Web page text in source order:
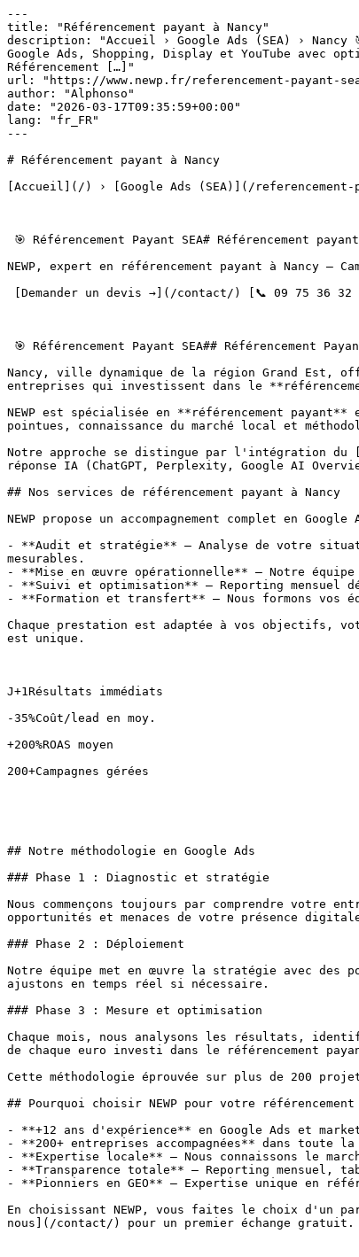
---
title: "Référencement payant à Nancy"
description: "Accueil › Google Ads (SEA) › Nancy 🎯
Google Ads, Shopping, Display et YouTube avec
Référencement […]"
url: "https://www.newp.fr/referencement-payant-
author: "Alphonso"
date: "2026-03-17T09:35:59+00:00"
lang: "fr_FR"
---
# Référencement payant à Nancy
[Accueil](/) › [Google Ads (SEA)](/referencement-
NEWP, expert en référencement payant à Nancy —
Nancy, ville dynamique de la région Grand Est,
entreprises qui investissent dans le
NEWP est spécialisée en **référencement
pointues, connaissance du marché local et
Notre approche se distingue par l'intégration du
réponse IA (ChatGPT, Perplexity, Google AI
## Nos services de référencement payant à Nancy
NEWP propose un accompagnement complet en
- **Audit et stratégie** — Analyse de votre
mesurables.
- **Mise en œuvre opérationnelle** — Notre
- **Suivi et optimisation** — Reporting mensuel
- **Formation et transfert** — Nous formons vos
Chaque prestation est adaptée à vos objectifs,
est unique.
J+1Résultats immédiats
-35%Coût/lead en moy.
+200%ROAS moyen
200+Campagnes gérées
## Notre méthodologie en Google Ads
### Phase 1 : Diagnostic et stratégie
Nous commençons toujours par comprendre
opportunités et menaces de votre présence
### Phase 2 : Déploiement
Notre équipe met en œuvre la stratégie avec
ajustons en temps réel si nécessaire.
### Phase 3 : Mesure et optimisation
Chaque mois, nous analysons les résultats,
de chaque euro investi dans le référencement
Cette méthodologie éprouvée sur plus de 200
## Pourquoi choisir NEWP pour votre
- **+12 ans d'expérience** en Google Ads et
- **200+ entreprises accompagnées** dans toute la
- **Expertise locale** — Nous connaissons le
- **Transparence totale** — Reporting mensuel,
- **Pionniers en GEO** — Expertise unique en
En choisissant NEWP, vous faites le choix d'un
nous](/contact/) pour un premier échange gratuit.